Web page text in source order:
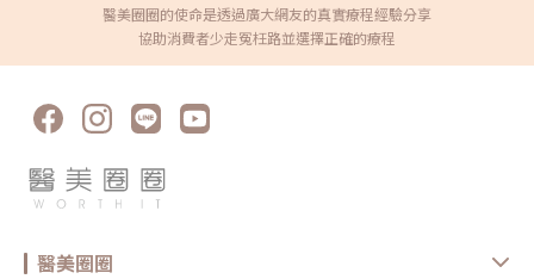
醫美圈圈的使命是透過廣大網友的真實療程經驗分享
協助消費者少走冤枉路並選擇正確的療程
醫美圈圈